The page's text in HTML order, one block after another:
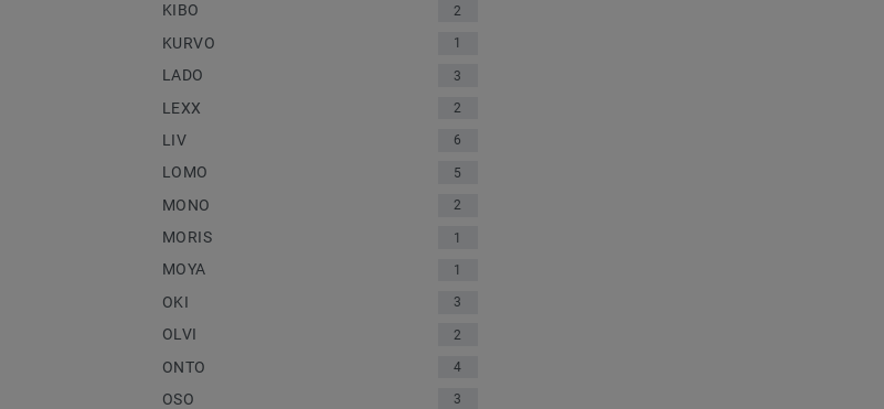
KIBO 2
KURVO 1
LADO 3
LEXX 2
LIV 6
LOMO 5
MONO 2
MORIS 1
MOYA 1
OKI 3
OLVI 2
ONTO 4
OSO 3